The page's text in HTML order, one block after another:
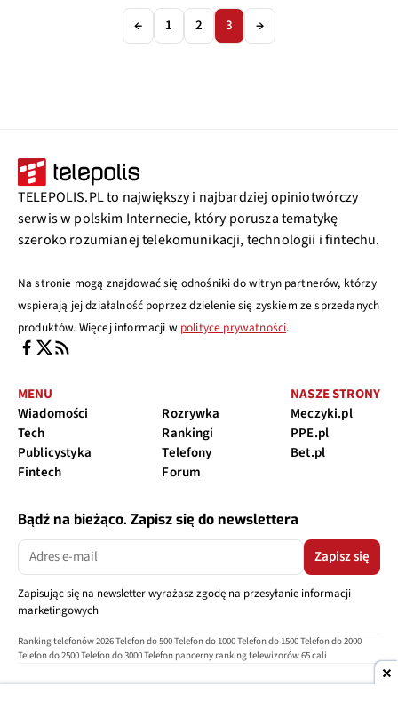
← 1 2 3 →
TELEPOLIS.PL to największy i najbardziej opiniotwórczy
serwis w polskim Internecie, który porusza tematykę
szeroko rozumianej telekomunikacji, technologii i fintechu.
Na stronie mogą znajdować się odnośniki do witryn partnerów, którzy
wspierają jej działalność poprzez dzielenie się zyskiem ze sprzedanych
produktów. Więcej informacji w polityce prywatności.
MENU
Wiadomości
Tech
Publicystyka
Fintech
Rozrywka
Rankingi
Telefony
Forum
NASZE STRONY
Meczyki.pl
PPE.pl
Bet.pl
Bądź na bieżąco. Zapisz się do newslettera
Zapisz się
Zapisując się na newsletter wyrażasz zgodę na przesyłanie informacji
marketingowych
Ranking telefonów 2026Telefon do 500Telefon do 1000Telefon do 1500Telefon do 2000
Telefon do 2500Telefon do 3000Telefon pancerny ranking telewizorów 65 cali